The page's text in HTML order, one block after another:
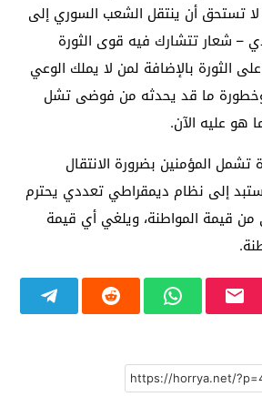
تستحق أن ينتقل الشعب السوري إلى
– شعار تتشارك فيه قوى الثورة
الثورة بالإضافة لمن لا يملك الوعي
وخطورة ما قد يحدثه من فوضى تشل
هو عليه الآن.
تشمل المؤمنين بضرورة الانتقال
إلى نظام ديمقراطي تعددي يحترم
من قيمة المواطنة، ويلغي أي قيمة